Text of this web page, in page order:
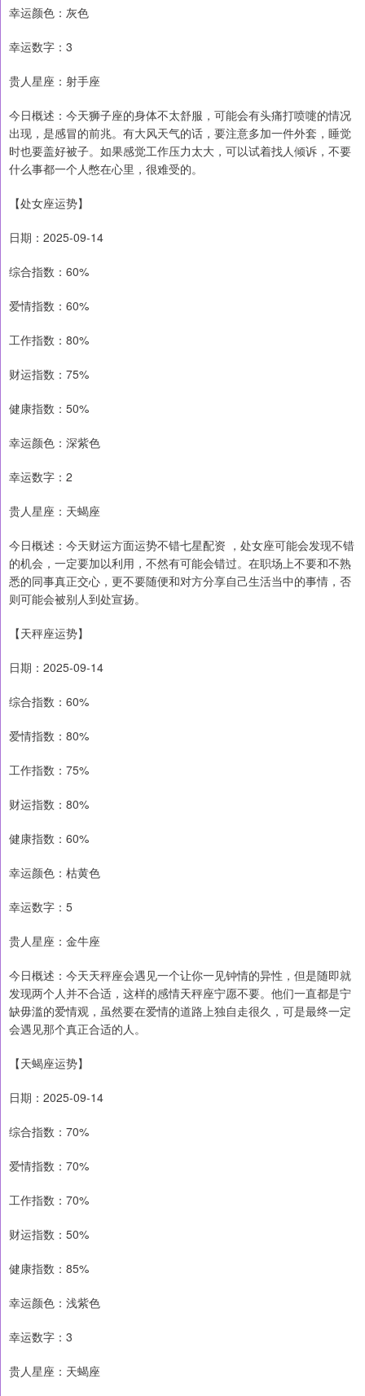
幸运颜色：灰色
幸运数字：3
贵人星座：射手座
今日概述：今天狮子座的身体不太舒服，可能会有头痛打喷嚏的情况
出现，是感冒的前兆。有大风天气的话，要注意多加一件外套，睡觉
时也要盖好被子。如果感觉工作压力太大，可以试着找人倾诉，不要
什么事都一个人憋在心里，很难受的。
【处女座运势】
日期：2025-09-14
综合指数：60%
爱情指数：60%
工作指数：80%
财运指数：75%
健康指数：50%
幸运颜色：深紫色
幸运数字：2
贵人星座：天蝎座
今日概述：今天财运方面运势不错七星配资 ，处女座可能会发现不错
的机会，一定要加以利用，不然有可能会错过。在职场上不要和不熟
悉的同事真正交心，更不要随便和对方分享自己生活当中的事情，否
则可能会被别人到处宣扬。
【天秤座运势】
日期：2025-09-14
综合指数：60%
爱情指数：80%
工作指数：75%
财运指数：80%
健康指数：60%
幸运颜色：枯黄色
幸运数字：5
贵人星座：金牛座
今日概述：今天天秤座会遇见一个让你一见钟情的异性，但是随即就
发现两个人并不合适，这样的感情天秤座宁愿不要。他们一直都是宁
缺毋滥的爱情观，虽然要在爱情的道路上独自走很久，可是最终一定
会遇见那个真正合适的人。
【天蝎座运势】
日期：2025-09-14
综合指数：70%
爱情指数：70%
工作指数：70%
财运指数：50%
健康指数：85%
幸运颜色：浅紫色
幸运数字：3
贵人星座：天蝎座